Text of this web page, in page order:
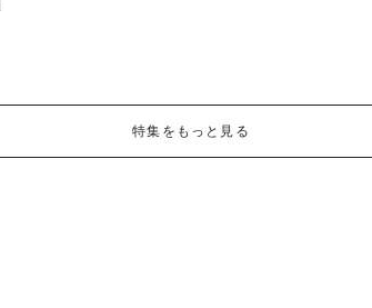
特集をもっと見る